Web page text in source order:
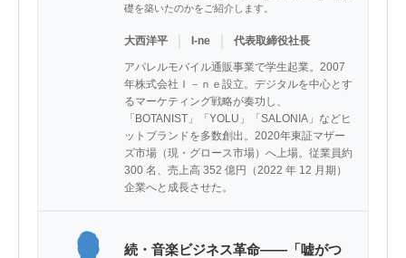
礎を築いたのかをご紹介します。
大西洋平 I-ne 代表取締役社長
アパレルモバイル通販事業で学生起業。2007
年株式会社Ｉ－ｎｅ設立。デジタルを中心とす
るマーケティング戦略が奏功し、
「BOTANIST」「YOLU」「SALONIA」などヒ
ットブランドを多数創出。2020年東証マザー
ズ市場（現・グロース市場）へ上場。従業員約
300 名、売上高 352 億円（2022 年 12 月期）
企業へと成長させた。
続・音楽ビジネス革命――「嘘がつ